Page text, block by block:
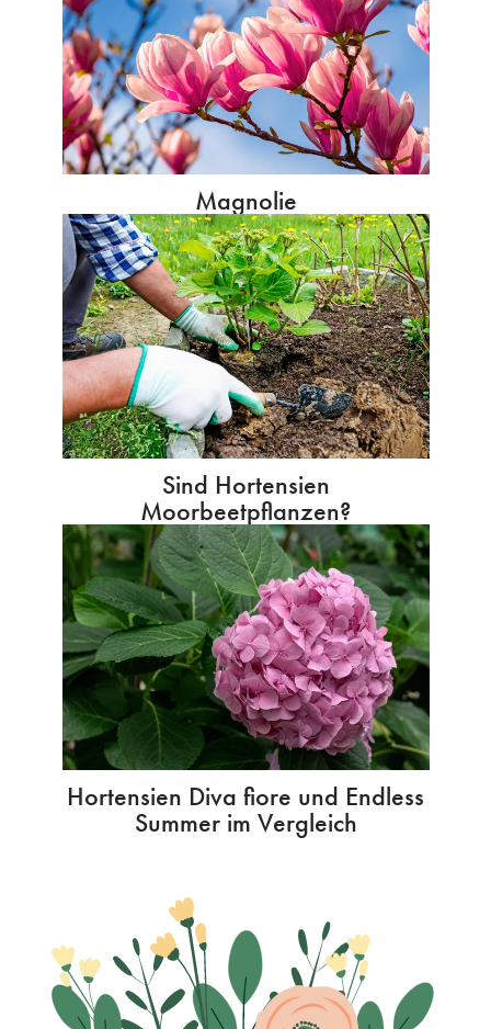
Magnolie
Sind Hortensien
Moorbeetpflanzen?
Hortensien Diva fiore und Endless
Summer im Vergleich